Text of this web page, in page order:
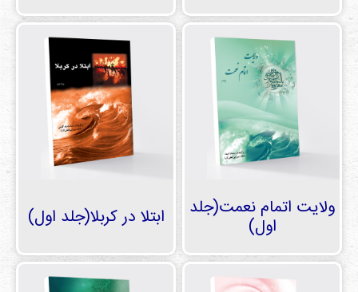
ولایت اتمام نعمت(جلد
اول) ابتلا در کربلا(جلد اول)